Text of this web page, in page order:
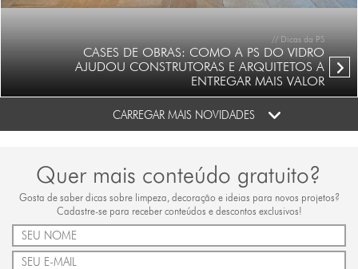
// Dicas da PS
CASES DE OBRAS: COMO A PS DO VIDRO
AJUDOU CONSTRUTORAS E ARQUITETOS A
ENTREGAR MAIS VALOR
CARREGAR MAIS NOVIDADES
Quer mais conteúdo gratuito?
Gosta de saber dicas sobre limpeza, decoração e ideias para novos projetos?
Cadastre-se para receber conteúdos e descontos exclusivos!